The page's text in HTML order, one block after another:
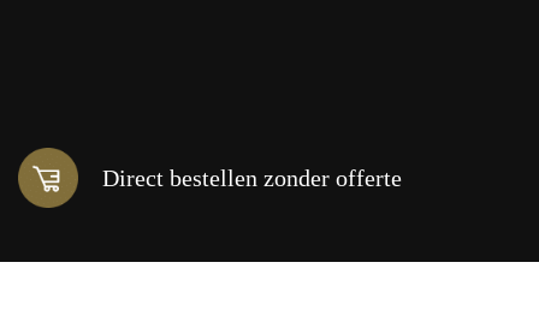
Direct bestellen zonder offerte